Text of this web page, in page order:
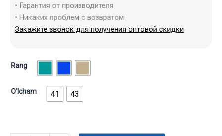
• Гарантия от производителя
• Никаких проблем с возвратом
Закажите звонок для получения оптовой скидки
Rang
O'lcham 41 43